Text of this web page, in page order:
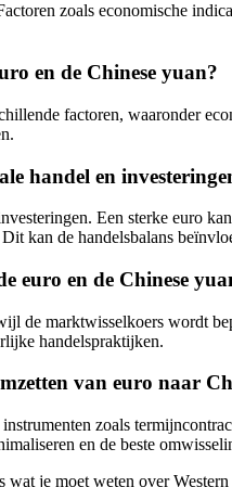
zoals economische
en de Chinese yuan?
factoren, waaronder
handel en
Een sterke euro
kan de handelsbalans
euro en de Chinese
de marktwisselkoers wordt
handelspraktijken.
van euro naar
zoals
en de beste
wat je moet weten over